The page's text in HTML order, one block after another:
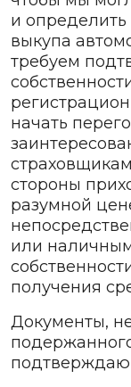
и
выкупа
требуем
начать
стороны
разумной
или
получения
Документы,